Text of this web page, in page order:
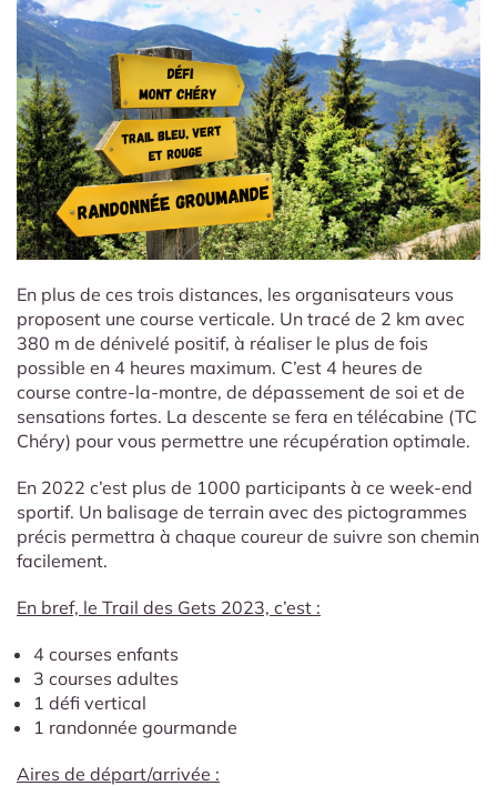
En plus de ces trois distances, les organisateurs vous
proposent une course verticale. Un tracé de 2 km avec
380 m de dénivelé positif, à réaliser le plus de fois
possible en 4 heures maximum. C’est 4 heures de
course contre-la-montre, de dépassement de soi et de
sensations fortes. La descente se fera en télécabine (TC
Chéry) pour vous permettre une récupération optimale.
En 2022 c’est plus de 1000 participants à ce week-end
sportif. Un balisage de terrain avec des pictogrammes
précis permettra à chaque coureur de suivre son chemin
facilement.
En bref, le Trail des Gets 2023, c’est :
4 courses enfants
3 courses adultes
1 défi vertical
1 randonnée gourmande
Aires de départ/arrivée :